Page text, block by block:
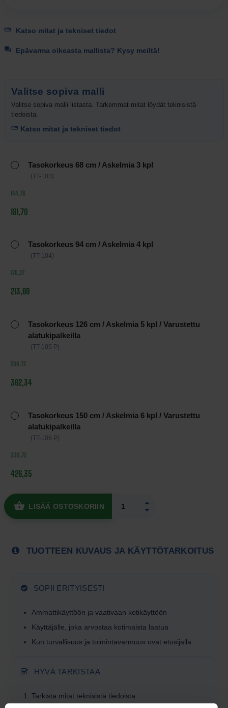
Katso mitat ja tekniset tiedot
Epävarma oikeasta mallista? Kysy meiltä!
Valitse sopiva malli
Valitse sopiva malli listasta. Tarkemmat mitat löydät teknisistä
tiedoista.
Katso mitat ja tekniset tiedot
vaihtoehdot
hinnat
Tasokorkeus 68 cm / Askelmia 3 kpl
(TT-103)
144,78
181,70
Tasokorkeus 94 cm / Askelmia 4 kpl
(TT-104)
170,27
213,69
Tasokorkeus 126 cm / Askelmia 5 kpl / Varustettu
alatukipalkeilla
(TT-105 P)
288,72
362,34
Tasokorkeus 150 cm / Askelmia 6 kpl / Varustettu
alatukipalkeilla
(TT-106 P)
339,72
426,35
LISÄÄ OSTOSKORIIN
TUOTTEEN KUVAUS JA KÄYTTÖTARKOITUS
SOPII ERITYISESTI
Ammattikäyttöön ja vaativaan kotikäyttöön
Käyttäjälle, joka arvostaa kotimaista laatua
Kun turvallisuus ja toiminta­varmuus ovat etusijalla
HYVÄ TARKISTAA
Tarkista mitat teknisistä tiedoista